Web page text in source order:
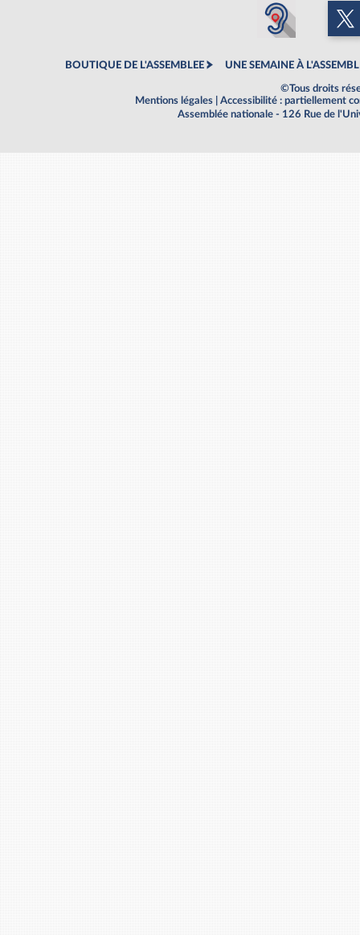
BOUTIQUE DE L'ASSEMBLEE UNE SEMAINE À
©Tous droits
Mentions légales
Accessibilité : partiellement
Assemblée nationale - 126 Rue de